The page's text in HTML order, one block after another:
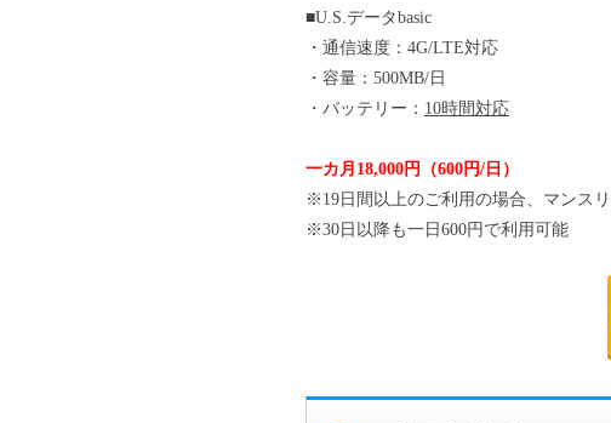
■U.S.データbasic
・通信速度：4G/LTE対応
・容量：500MB/日
・バッテリー： 10時間対応
一カ月18,000円（600円/日）
※19日間以上のご利用の場合、マンス
※30日以降も一日600円で利用可能